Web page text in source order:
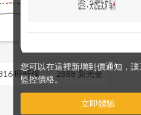
您可以在這裡新增到價通知，
監控價格。
立即體驗
旺旺保 2888 新光金